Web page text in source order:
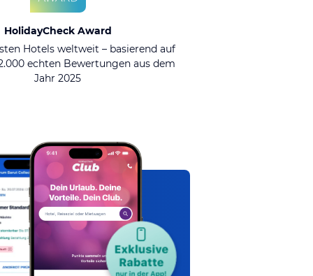
HolidayCheck Award
Hotels weltweit – basierend auf
echten Bewertungen aus dem
Jahr 2025